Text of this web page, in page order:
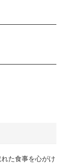
た食事を心がけ